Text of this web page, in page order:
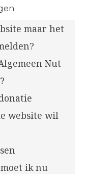
maar het
Nut
website wil
ik nu